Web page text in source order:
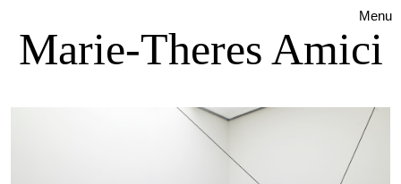
Menu
Marie-Theres Amici